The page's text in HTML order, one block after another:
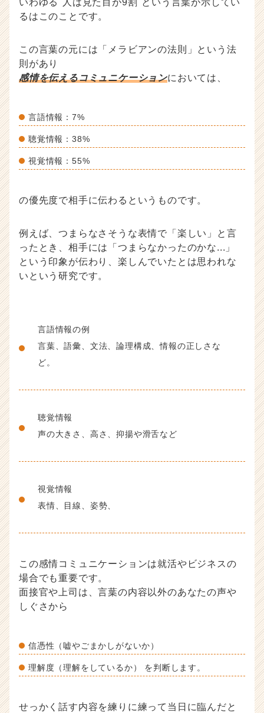
いわゆる"人は見た目が9割"という言葉が示してい
るはこのことです。
この言葉の元には「メラビアンの法則」という法
則があり
感情を伝えるコミュニケーションにおいては、
言語情報：7%
聴覚情報：38%
視覚情報：55%
の優先度で相手に伝わるというものです。
例えば、つまらなさそうな表情で「楽しい」と言
ったとき、相手には「つまらなかったのかな...」
という印象が伝わり、楽しんでいたとは思われな
いという研究です。
言語情報の例
言葉、語彙、文法、論理構成、情報の正しさな
ど。
聴覚情報
声の大きさ、高さ、抑揚や滑舌など
視覚情報
表情、目線、姿勢、
この感情コミュニケーションは就活やビジネスの
場合でも重要です。
面接官や上司は、言葉の内容以外のあなたの声や
しぐさから
信憑性（嘘やごまかしがないか）
理解度（理解をしているか） を判断します。
せっかく話す内容を練りに練って当日に臨んだと